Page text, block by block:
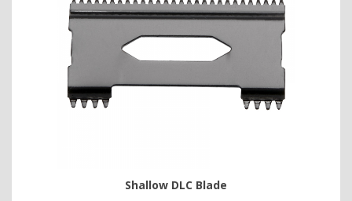
Shallow DLC Blade